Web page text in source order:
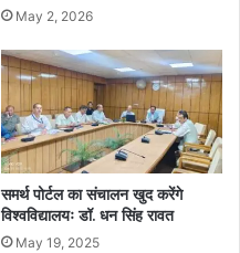
May 2, 2026
समर्थ पोर्टल का संचालन खुद करेंगे
विश्वविद्यालयः डॉ. धन सिंह रावत
May 19, 2025